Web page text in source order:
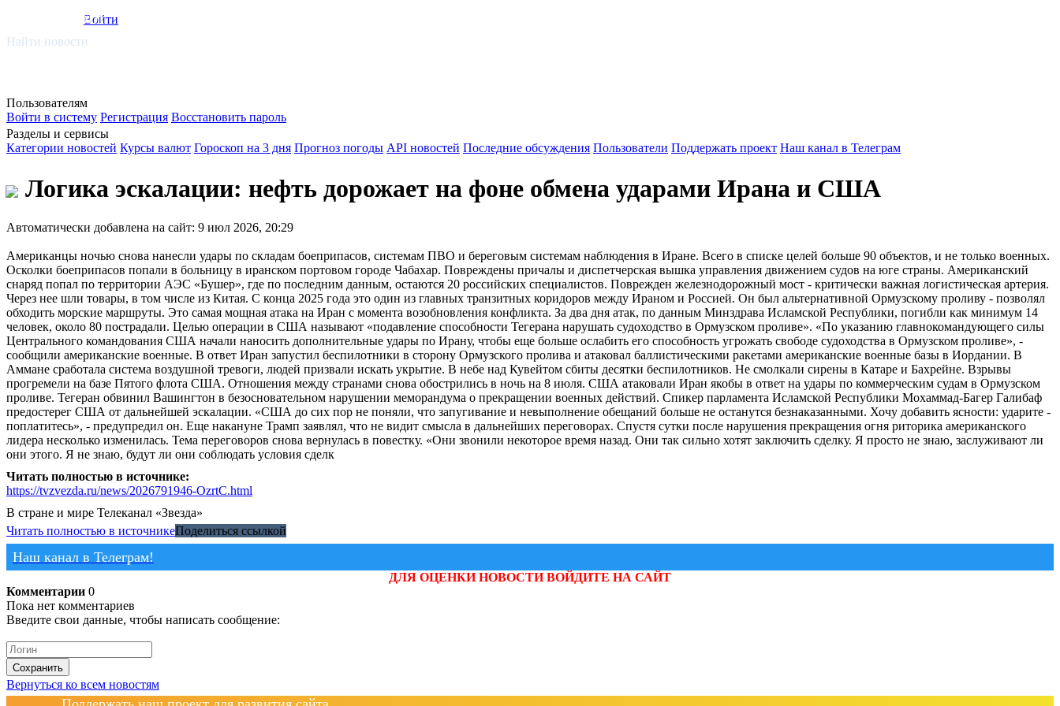
smi.mobi
Войти
Найти новости
Пользователям
Войти в систему Регистрация Восстановить пароль
Разделы и сервисы
Категории новостей Курсы валют Гороскоп на 3 дня Прогноз погоды API новостей Последние обсуждения Пользователи Поддержать проект Наш канал в Телеграм
Логика эскалации: нефть дорожает на фоне обмена ударами Ирана и США
Автоматически добавлена на сайт: 9 июл 2026, 20:29
Американцы ночью снова нанесли удары по складам боеприпасов, системам ПВО и береговым системам наблюдения в Иране. Всего в списке целей больше 90 объектов, и не только военных.
Осколки боеприпасов попали в больницу в иранском портовом городе Чабахар. Повреждены причалы и диспетчерская вышка управления движением судов на юге страны. Американский
снаряд попал по территории АЭС «Бушер», где по последним данным, остаются 20 российских специалистов. Поврежден железнодорожный мост - критически важная логистическая артерия.
Через нее шли товары, в том числе из Китая. С конца 2025 года это один из главных транзитных коридоров между Ираном и Россией. Он был альтернативной Ормузскому проливу - позволял
обходить морские маршруты. Это самая мощная атака на Иран с момента возобновления конфликта. За два дня атак, по данным Минздрава Исламской Республики, погибли как минимум 14
человек, около 80 пострадали. Целью операции в США называют «подавление способности Тегерана нарушать судоходство в Ормузском проливе». «По указанию главнокомандующего силы
Центрального командования США начали наносить дополнительные удары по Ирану, чтобы еще больше ослабить его способность угрожать свободе судоходства в Ормузском проливе», -
сообщили американские военные. В ответ Иран запустил беспилотники в сторону Ормузского пролива и атаковал баллистическими ракетами американские военные базы в Иордании. В
Аммане сработала система воздушной тревоги, людей призвали искать укрытие. В небе над Кувейтом сбиты десятки беспилотников. Не смолкали сирены в Катаре и Бахрейне. Взрывы
прогремели на базе Пятого флота США. Отношения между странами снова обострились в ночь на 8 июля. США атаковали Иран якобы в ответ на удары по коммерческим судам в Ормузском
проливе. Тегеран обвинил Вашингтон в безосновательном нарушении меморандума о прекращении военных действий. Спикер парламента Исламской Республики Мохаммад-Багер Галибаф
предостерег США от дальнейшей эскалации. «США до сих пор не поняли, что запугивание и невыполнение обещаний больше не останутся безнаказанными. Хочу добавить ясности: ударите -
поплатитесь», - предупредил он. Еще накануне Трамп заявлял, что не видит смысла в дальнейших переговорах. Спустя сутки после нарушения прекращения огня риторика американского
лидера несколько изменилась. Тема переговоров снова вернулась в повестку. «Они звонили некоторое время назад. Они так сильно хотят заключить сделку. Я просто не знаю, заслуживают ли
они этого. Я не знаю, будут ли они соблюдать условия сделк
Читать полностью в источнике:
https://tvzvezda.ru/news/2026791946-OzrtC.html
В стране и мире Телеканал «Звезда»
Читать полностью в источникеПоделиться ссылкой
Наш канал в Телеграм!
ДЛЯ ОЦЕНКИ НОВОСТИ ВОЙДИТЕ НА САЙТ
Комментарии 0
Пока нет комментариев
Введите свои данные, чтобы написать сообщение:
Сохранить
Вернуться ко всем новостям